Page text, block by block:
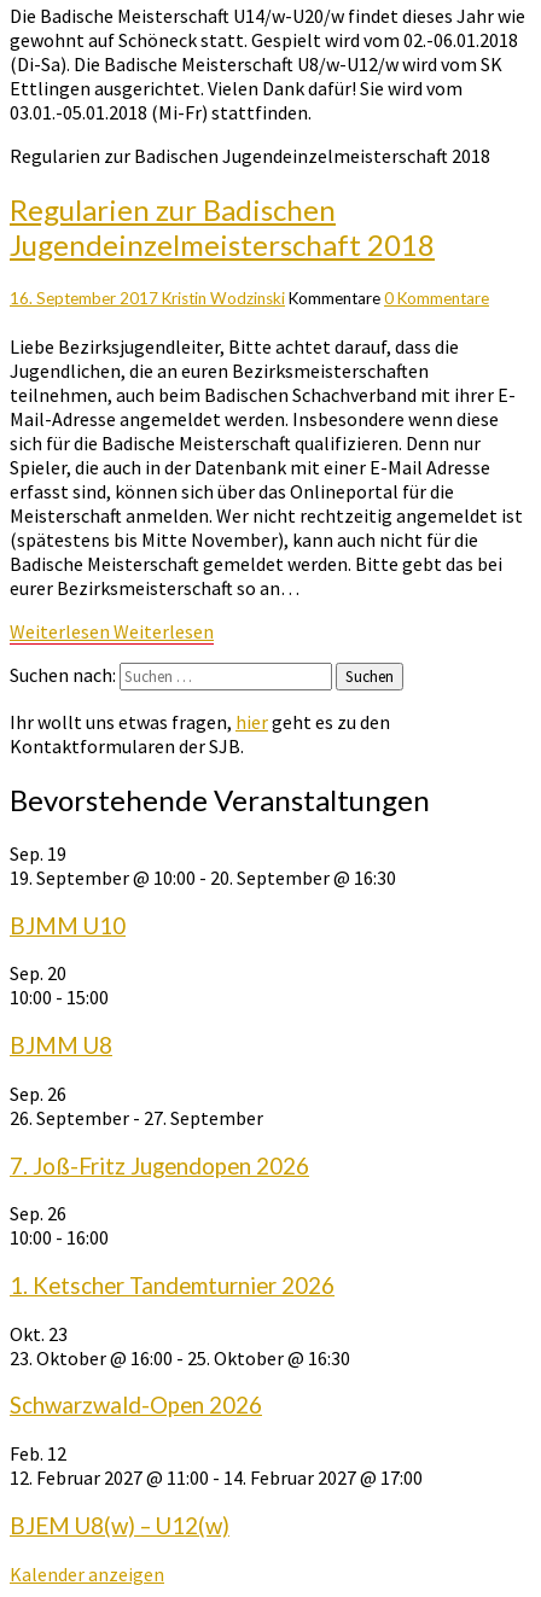
Die Badische Meisterschaft U14/w-U20/w findet dieses Jahr wie
gewohnt auf Schöneck statt. Gespielt wird vom 02.-06.01.2018
(Di-Sa). Die Badische Meisterschaft U8/w-U12/w wird vom SK
Ettlingen ausgerichtet. Vielen Dank dafür! Sie wird vom
03.01.-05.01.2018 (Mi-Fr) stattfinden.
Regularien zur Badischen Jugendeinzelmeisterschaft 2018
Regularien zur Badischen
Jugendeinzelmeisterschaft 2018
16. September 2017Kristin WodzinskiKommentare0 Kommentare
Liebe Bezirksjugendleiter, Bitte achtet darauf, dass die
Jugendlichen, die an euren Bezirksmeisterschaften
teilnehmen, auch beim Badischen Schachverband mit ihrer E-
Mail-Adresse angemeldet werden. Insbesondere wenn diese
sich für die Badische Meisterschaft qualifizieren. Denn nur
Spieler, die auch in der Datenbank mit einer E-Mail Adresse
erfasst sind, können sich über das Onlineportal für die
Meisterschaft anmelden. Wer nicht rechtzeitig angemeldet ist
(spätestens bis Mitte November), kann auch nicht für die
Badische Meisterschaft gemeldet werden. Bitte gebt das bei
eurer Bezirksmeisterschaft so an…
Weiterlesen Weiterlesen
Suchen nach:
Suchen
Ihr wollt uns etwas fragen, hiergeht es zu den
Kontaktformularen der SJB.
Bevorstehende Veranstaltungen
Sep. 19
19. September @ 10:00 - 20. September @ 16:30
BJMM U10
Sep. 20
10:00 - 15:00
BJMM U8
Sep. 26
26. September - 27. September
7. Joß-Fritz Jugendopen 2026
Sep. 26
10:00 - 16:00
1. Ketscher Tandemturnier 2026
Okt. 23
23. Oktober @ 16:00 - 25. Oktober @ 16:30
Schwarzwald-Open 2026
Feb. 12
12. Februar 2027 @ 11:00 - 14. Februar 2027 @ 17:00
BJEM U8(w) – U12(w)
Kalender anzeigen